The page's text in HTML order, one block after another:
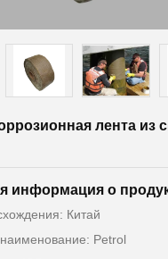
лента из
информация о
Китай
Petrol